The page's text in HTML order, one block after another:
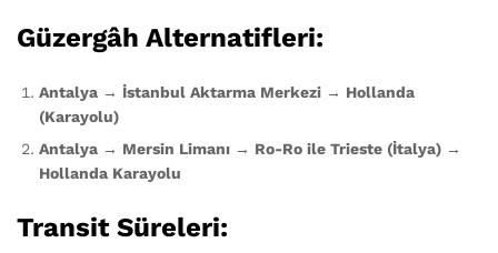
Güzergâh Alternatifleri:
Antalya → İstanbul Aktarma Merkezi → Hollanda
(Karayolu)
Antalya → Mersin Limanı → Ro-Ro ile Trieste (İtalya) →
Hollanda Karayolu
Transit Süreleri: